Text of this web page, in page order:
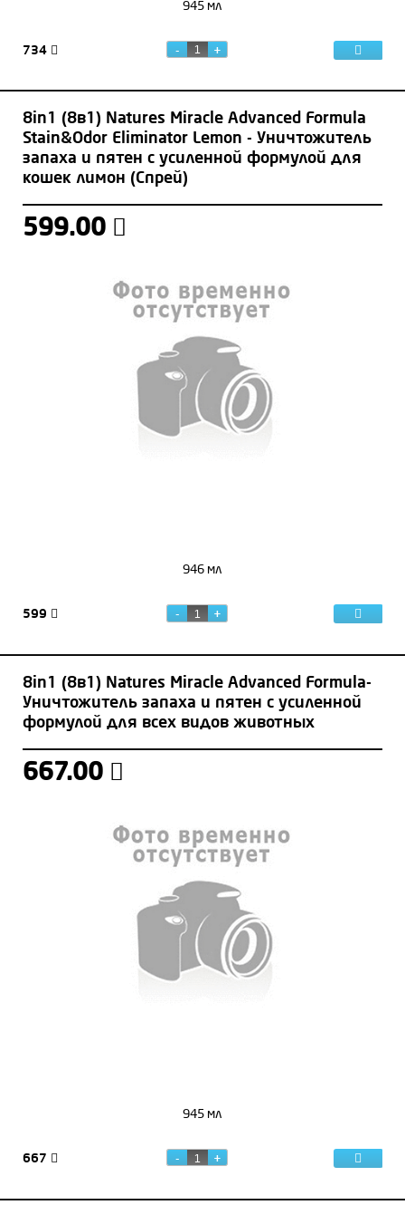
945 мл
734
8in1 (8в1) Natures Miracle Advanced Formula
Stain&Odor Eliminator Lemon - Уничтожитель
запаха и пятен с усиленной формулой для
кошек лимон (Спрей)
599.00
946 мл
599
8in1 (8в1) Natures Miracle Advanced Formula-
Уничтожитель запаха и пятен с усиленной
формулой для всех видов животных
667.00
945 мл
667